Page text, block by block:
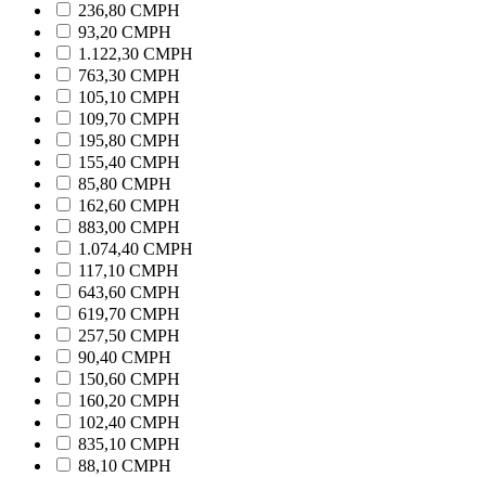
236,80 CMPH
93,20 CMPH
1.122,30 CMPH
763,30 CMPH
105,10 CMPH
109,70 CMPH
195,80 CMPH
155,40 CMPH
85,80 CMPH
162,60 CMPH
883,00 CMPH
1.074,40 CMPH
117,10 CMPH
643,60 CMPH
619,70 CMPH
257,50 CMPH
90,40 CMPH
150,60 CMPH
160,20 CMPH
102,40 CMPH
835,10 CMPH
88,10 CMPH